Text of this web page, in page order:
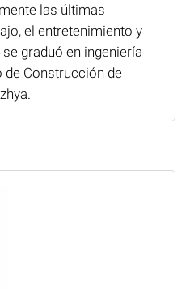
las últimas
el entretenimiento y
graduó en ingeniería
Construcción de